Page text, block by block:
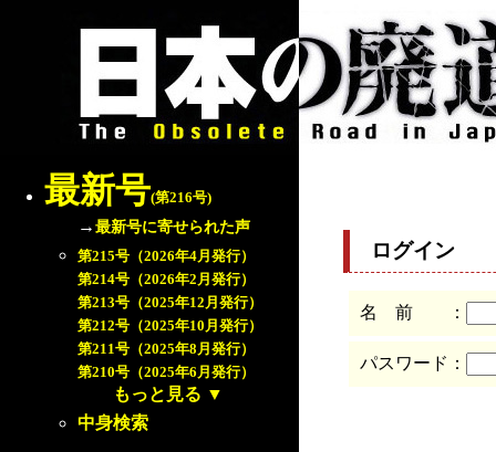
最新号(第216号)
→最新号に寄せられた声
第215号（2026年4月発行）
第214号（2026年2月発行）
第213号（2025年12月発行）
第212号（2025年10月発行）
第211号（2025年8月発行）
第210号（2025年6月発行）
もっと見る ▼
中身検索
ログイン
名 前 ：
パスワード：